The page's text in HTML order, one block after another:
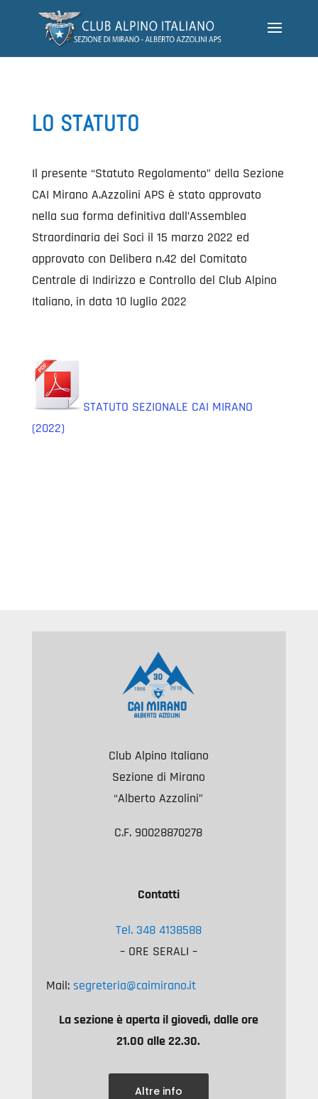
LO STATUTO
Il presente “Statuto Regolamento” della Sezione
CAI Mirano A.Azzolini APS è stato approvato
nella sua forma definitiva dall’Assemblea
Straordinaria dei Soci il 15 marzo 2022 ed
approvato con Delibera n.42 del Comitato
Centrale di Indirizzo e Controllo del Club Alpino
Italiano, in data 10 luglio 2022
STATUTO SEZIONALE CAI MIRANO
(2022)
Club Alpino Italiano
Sezione di Mirano
“Alberto Azzolini”
C.F. 90028870278
Contatti
Tel. 348 4138588
– ORE SERALI –
Mail:segreteria@caimirano.it
La sezione è aperta il giovedì, dalle ore
21.00 alle 22.30.
Altre info